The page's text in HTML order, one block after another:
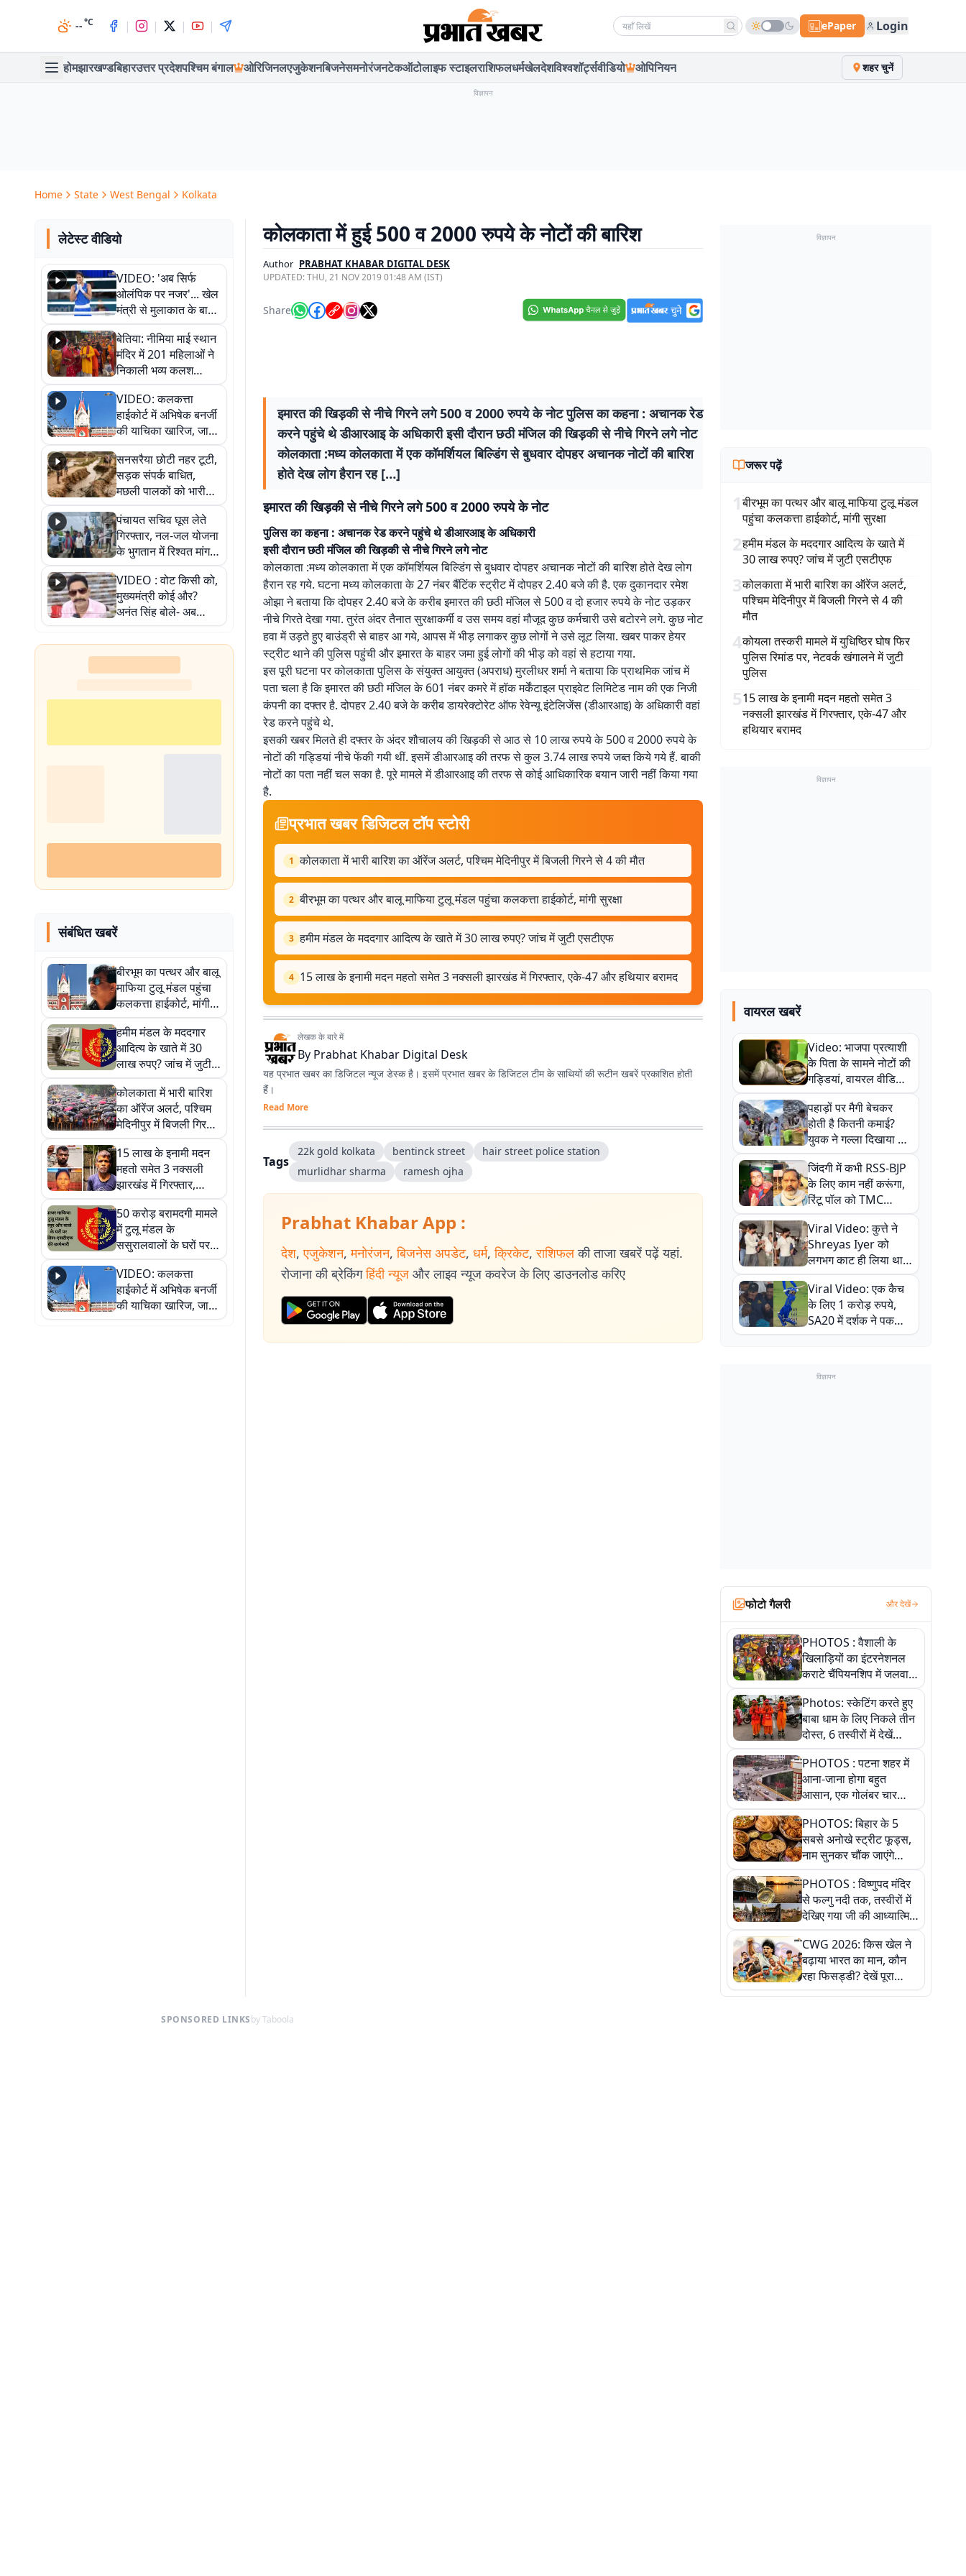
--°C | | | | Search news ePaper Login
होमझारखण्डबिहारउत्तर प्रदेशपश्चिम बंगाल ओरिजिनलएजुकेशनबिजनेसमनोरंजनटेकऑटोलाइफ स्टाइलराशिफलधर्मखेलदेशविश्वशॉर्ट्सवीडियो ओपिनियन शहर चुनें
विज्ञापन
Home State West Bengal Kolkata
लेटेस्ट वीडियो
VIDEO: 'अब सिर्फ
ओलंपिक पर नजर'... खेल
मंत्री से मुलाकात के बाद
जैसमीन लंबोरिया का बड़ा
बयान
बेतिया: नीमिया माई स्थान
मंदिर में 201 महिलाओं ने
निकाली भव्य कलश
शोभायात्रा, शिवलिंग
प्राण-प्रतिष्ठा महोत्सव
शुरू
VIDEO: कलकत्ता
हाईकोर्ट में अभिषेक बनर्जी
की याचिका खारिज, जानें
क्या है पूरा मामला
सनसरैया छोटी नहर टूटी,
सड़क संपर्क बाधित,
मछली पालकों को भारी
नुकसान
पंचायत सचिव घूस लेते
गिरफ्तार, नल-जल योजना
के भुगतान में रिश्वत मांगना
पड़ा भारी
VIDEO : वोट किसी को,
मुख्यमंत्री कोई और?
अनंत सिंह बोले- अब
जनता हर चुनाव में देगी
जवाब
संबंधित खबरें
बीरभूम का पत्थर और बालू
माफिया टुलू मंडल पहुंचा
कलकत्ता हाईकोर्ट, मांगी
सुरक्षा
हमीम मंडल के मददगार
आदित्य के खाते में 30
लाख रुपए? जांच में जुटी
एसटीएफ
कोलकाता में भारी बारिश
का ऑरेंज अलर्ट, पश्चिम
मेदिनीपुर में बिजली गिरने
से 4 की मौत
15 लाख के इनामी मदन
महतो समेत 3 नक्सली
झारखंड में गिरफ्तार,
एके-47 और हथियार
बरामद
50 करोड़ बरामदगी मामले
में टुलू मंडल के
ससुरालवालों के घरों पर
छापे, मिला संदिग्ध बैग
VIDEO: कलकत्ता
हाईकोर्ट में अभिषेक बनर्जी
की याचिका खारिज, जानें
क्या है पूरा मामला
कोलकाता में हुई 500 व 2000 रुपये के नोटों की बारिश
Author PRABHAT KHABAR DIGITAL DESK
UPDATED:THU, 21 NOV 2019 01:48 AM (IST)
Share
इमारत की खिड़की से नीचे गिरने लगे 500 व 2000 रुपये के नोट पुलिस का कहना : अचानक रेड
करने पहुंचे थे डीआरआइ के अधिकारी इसी दौरान छठी मंजिल की खिड़की से नीचे गिरने लग‍े नोट
कोलकाता :मध्य कोलकाता में एक कॉमर्शियल बिल्डिंग से बुधवार दोपहर अचानक नोटों की बारिश
होते देख लोग हैरान रह […]
इमारत की खिड़की से नीचे गिरने लगे 500 व 2000 रुपये के नोट
पुलिस का कहना : अचानक रेड करने पहुंचे थे डीआरआइ के अधिकारी
इसी दौरान छठी मंजिल की खिड़की से नीचे गिरने लग‍े नोट
कोलकाता :मध्य कोलकाता में एक कॉमर्शियल बिल्डिंग से बुधवार दोपहर अचानक नोटों की बारिश होते देख लोग
हैरान रह गये. घटना मध्य कोलकाता के 27 नंबर बैंटिंक स्ट्रीट में दोपहर 2.40 बजे की है. एक दुकानदार रमेश
ओझा ने बताया कि दोपहर 2.40 बजे के करीब इमारत की छठी मंजिल से 500 व दो हजार रुपये के नोट उड़कर
नीचे गिरते देखा गया. तुरंत अंदर तैनात सुरक्षाकर्मी व उस समय वहां मौजूद कुछ कर्मचारी उसे बटोरने लगे. कुछ नोट
हवा में उड़ते हुए बाउंड्री से बाहर आ गये, आपस में भीड़ लगाकर कुछ लोगों ने उसे लूट लिया. खबर पाकर हेयर
स्ट्रीट थाने की पुलिस पहुंची और इमारत के बाहर जमा हुई लोगों की भीड़ को वहां से हटाया गया.
इस पूरी घटना पर कोलकाता पुलिस के संयुक्त आयुक्त (अपराध) मुरलीधर शर्मा ने बताया कि प्राथमिक जांच में
पता चला है कि इमारत की छठी मंजिल के 601 नंबर कमरे में हॉक मर्केंटाइल प्राइवेट लिमिटेड नाम की एक निजी
कंपनी का दफ्तर है. दोपहर 2.40 बजे के करीब डायरेक्टोरेट ऑफ रेवेन्यू इंटेलिजेंस (डीआरआइ) के अधिकारी वहां
रेड करने पहुंचे थे.
इसकी खबर मिलते ही दफ्तर के अंदर शौचालय की खिड़की से आठ से 10 लाख रुपये के 500 व 2000 रुपये के
नोटों की गड्डियां नीचे फेंकी गयी थीं. इसमें डीआरआइ की तरफ से कुल 3.74 लाख रुपये जब्त किये गये हैं. बाकी
नोटों का पता नहीं चल सका है. पूरे मामले में डीआरआइ की तरफ से कोई आधिकारिक बयान जारी नहीं किया गया
है.
प्रभात खबर डिजिटल टॉप स्टोरी
1 कोलकाता में भारी बारिश का ऑरेंज अलर्ट, पश्चिम मेदिनीपुर में बिजली गिरने से 4 की मौत
2 बीरभूम का पत्थर और बालू माफिया टुलू मंडल पहुंचा कलकत्ता हाईकोर्ट, मांगी सुरक्षा
3 हमीम मंडल के मददगार आदित्य के खाते में 30 लाख रुपए? जांच में जुटी एसटीएफ
4 15 लाख के इनामी मदन महतो समेत 3 नक्सली झारखंड में गिरफ्तार, एके-47 और हथियार बरामद
लेखक के बारे में
By Prabhat Khabar Digital Desk
यह प्रभात खबर का डिजिटल न्यूज डेस्क है। इसमें प्रभात खबर के डिजिटल टीम के साथियों की रूटीन खबरें प्रकाशित होती
हैं।
Read More
Tags
22k gold kolkata bentinck street
hair street police station
murlidhar sharma
ramesh ojha
Prabhat Khabar App :
देश, एजुकेशन, मनोरंजन, बिजनेस अपडेट, धर्म, क्रिकेट, राशिफल की ताजा खबरें पढ़ें यहां.
रोजाना की ब्रेकिंग हिंदी न्यूज और लाइव न्यूज कवरेज के लिए डाउनलोड करिए
विज्ञापन
जरूर पढ़ें
1बीरभूम का पत्थर और बालू माफिया टुलू मंडल
पहुंचा कलकत्ता हाईकोर्ट, मांगी सुरक्षा
2हमीम मंडल के मददगार आदित्य के खाते में
30 लाख रुपए? जांच में जुटी एसटीएफ
3कोलकाता में भारी बारिश का ऑरेंज अलर्ट,
पश्चिम मेदिनीपुर में बिजली गिरने से 4 की
मौत
4कोयला तस्करी मामले में युधिष्ठिर घोष फिर
पुलिस रिमांड पर, नेटवर्क खंगालने में जुटी
पुलिस
515 लाख के इनामी मदन महतो समेत 3
नक्सली झारखंड में गिरफ्तार, एके-47 और
हथियार बरामद
विज्ञापन
वायरल खबरें
Video: भाजपा प्रत्याशी
के पिता के सामने नोटों की
गड्डियां, वायरल वीडियो
से राजनीति में उबाल,
अजित महतो बोले- TMC
की गंदी चाल
पहाड़ों पर मैगी बेचकर
होती है कितनी कमाई?
युवक ने गल्ला दिखाया तो
नौकरी वालों के खड़े हो गए
कान
जिंदगी में कभी RSS-BJP
के लिए काम नहीं करूंगा,
रिंटू पॉल को TMC
ऑफिस में ले जाकर पीटा,
Video वायरल
Viral Video: कुत्ते ने
Shreyas Iyer को
लगभग काट ही लिया था,
न्यूजीलैंड सीरीज से पहले
बाल-बाल बचे
Viral Video: एक कैच
के लिए 1 करोड़ रुपये,
SA20 में दर्शक ने पकड़ा
एक हाथ से गजब का कैच
विज्ञापन
फोटो गैलरी और देखें
PHOTOS : वैशाली के
खिलाड़ियों का इंटरनेशनल
कराटे चैंपियनशिप में जलवा,
जीते 9 पदक, पांच तस्वीर से
देखिए पूरा खेल
Photos: स्केटिंग करते हुए
बाबा धाम के लिए निकले तीन
दोस्त, 6 तस्वीरों में देखें
आस्था और जुनून की कहानी
PHOTOS : पटना शहर में
आना-जाना होगा बहुत
आसान, एक गोलंबर चार
फ्लाईओवर को जोड़ेगा
PHOTOS: बिहार के 5
सबसे अनोखे स्ट्रीट फूड्स,
नाम सुनकर चौंक जाएंगे
लेकिन स्वाद ऐसा कि बार-बार
खाने का करेगा मन
PHOTOS : विष्णुपद मंदिर
से फल्गु नदी तक, तस्वीरों में
देखिए गया जी की आध्यात्मिक
पहचान
CWG 2026: किस खेल ने
बढ़ाया भारत का मान, कौन
रहा फिसड्डी? देखें पूरा
रिपोर्ट कार्ड
SPONSORED LINKSby Taboola